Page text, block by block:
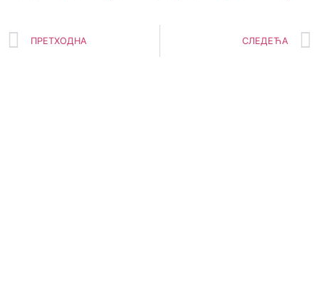
ПРЕТХОДНА СЛЕДЕЋА